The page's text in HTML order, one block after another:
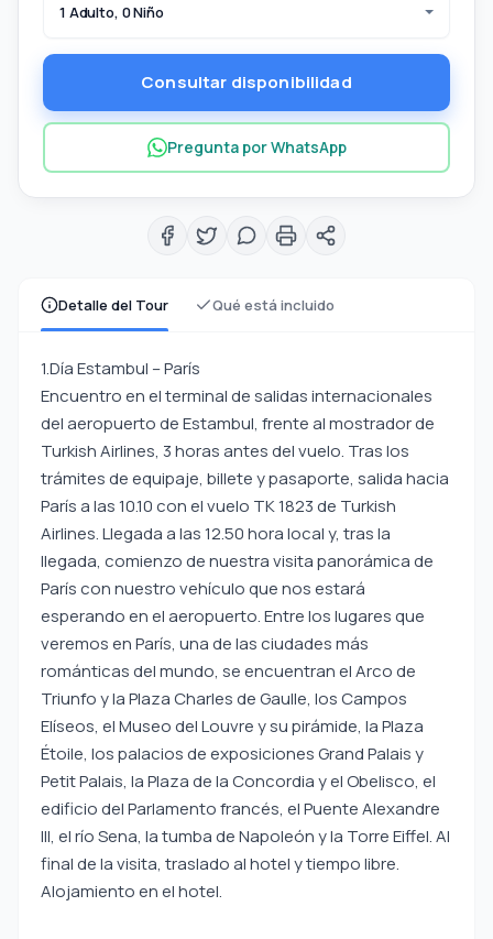
Detalle del Tour Qué está incluido
1.Día Estambul – París
Encuentro en el terminal de salidas internacionales
del aeropuerto de Estambul, frente al mostrador de
Turkish Airlines, 3 horas antes del vuelo. Tras los
trámites de equipaje, billete y pasaporte, salida hacia
París a las 10.10 con el vuelo TK 1823 de Turkish
Airlines. Llegada a las 12.50 hora local y, tras la
llegada, comienzo de nuestra visita panorámica de
París con nuestro vehículo que nos estará
esperando en el aeropuerto. Entre los lugares que
veremos en París, una de las ciudades más
románticas del mundo, se encuentran el Arco de
Triunfo y la Plaza Charles de Gaulle, los Campos
Elíseos, el Museo del Louvre y su pirámide, la Plaza
Étoile, los palacios de exposiciones Grand Palais y
Petit Palais, la Plaza de la Concordia y el Obelisco, el
edificio del Parlamento francés, el Puente Alexandre
III, el río Sena, la tumba de Napoleón y la Torre Eiffel. Al
final de la visita, traslado al hotel y tiempo libre.
Alojamiento en el hotel.
1 Adulto, 0 Niño
Consultar disponibilidad
Pregunta por WhatsApp